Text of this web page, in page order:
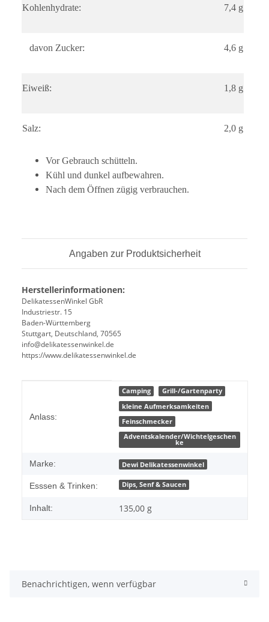
Kohlenhydrate: 7,4 g
davon Zucker: 4,6 g
Eiweiß: 1,8 g
Salz: 2,0 g
Vor Gebrauch schütteln.
Kühl und dunkel aufbewahren.
Nach dem Öffnen zügig verbrauchen.
Angaben zur Produktsicherheit
Herstellerinformationen:
DelikatessenWinkel GbR
Industriestr. 15
Baden-Württemberg
Stuttgart, Deutschland, 70565
info@delikatessenwinkel.de
https://www.delikatessenwinkel.de
Anlass:
Camping
Grill-/Gartenparty
kleine Aufmerksamkeiten
Feinschmecker
Adventskalender/Wichtelgeschen
ke
Marke: Dewi Delikatessenwinkel
Esssen & Trinken: Dips, Senf & Saucen
Inhalt: 135,00 g
Benachrichtigen, wenn verfügbar